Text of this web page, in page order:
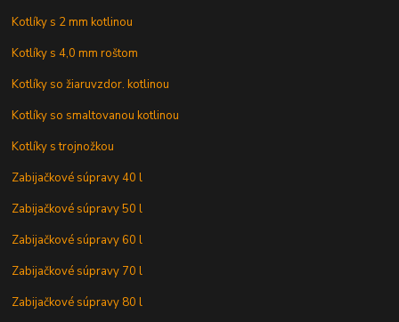
Kotlíky s 2 mm kotlinou
Kotlíky s 4,0 mm roštom
Kotlíky so žiaruvzdor. kotlinou
Kotlíky so smaltovanou kotlinou
Kotlíky s trojnožkou
Zabijačkové súpravy 40 l
Zabijačkové súpravy 50 l
Zabijačkové súpravy 60 l
Zabijačkové súpravy 70 l
Zabijačkové súpravy 80 l